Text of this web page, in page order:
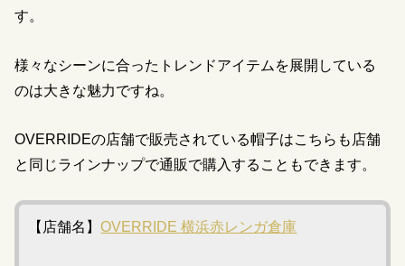
す。
様々なシーンに合ったトレンドアイテムを展開している
のは大きな魅力ですね。
OVERRIDEの店舗で販売されている帽子はこちらも店舗
と同じラインナップで通販で購入することもできます。
【店舗名】OVERRIDE 横浜赤レンガ倉庫